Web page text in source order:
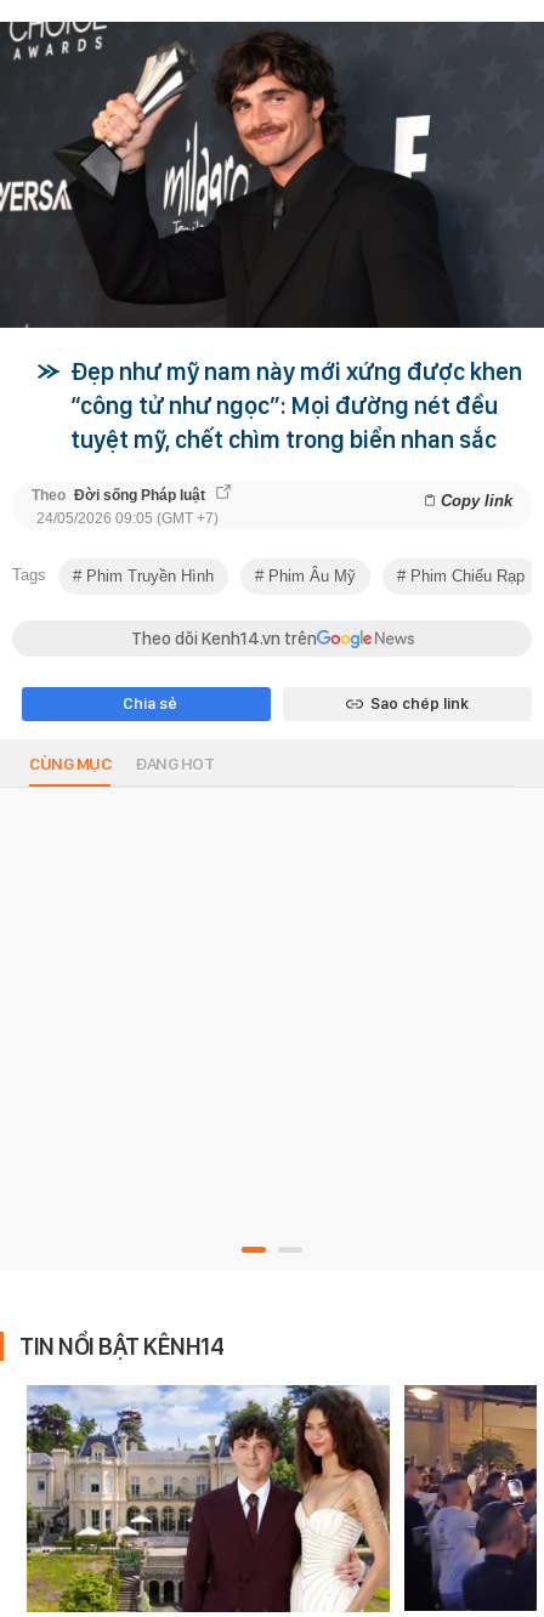
Đẹp như mỹ nam này mới xứng được khen
“công tử như ngọc”: Mọi đường nét đều
tuyệt mỹ, chết chìm trong biển nhan sắc
Theo Đời sống Pháp luật Copy link
24/05/2026 09:05 (GMT +7)
Tags Phim Truyền Hình Phim Âu Mỹ Phim Chiếu Rạp
Theo dõi Kenh14.vn trên
Chia sẻ Sao chép link
CÙNG MỤC ĐANG HOT
TIN NỔI BẬT KÊNH14